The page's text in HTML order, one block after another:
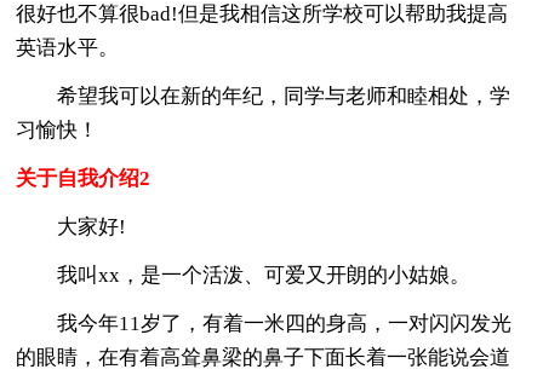
很好也不算很bad!但是我相信这所学校可以帮助我提高
英语水平。
希望我可以在新的年纪，同学与老师和睦相处，学
习愉快！
关于自我介绍2
大家好!
我叫xx，是一个活泼、可爱又开朗的小姑娘。
我今年11岁了，有着一米四的身高，一对闪闪发光
的眼睛，在有着高耸鼻梁的鼻子下面长着一张能说会道